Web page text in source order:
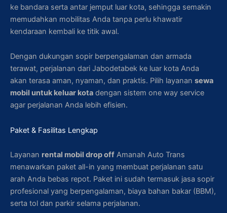
ke bandara serta antar jemput luar kota, sehingga semakin
memudahkan mobilitas Anda tanpa perlu khawatir
kendaraan kembali ke titik awal.
Dengan dukungan sopir berpengalaman dan armada
terawat, perjalanan dari Jabodetabek ke luar kota Anda
akan terasa aman, nyaman, dan praktis. Pilih layanan sewa
mobil untuk keluar kota dengan sistem one way service
agar perjalanan Anda lebih efisien.
Paket & Fasilitas Lengkap
Layanan rental mobil drop off Amanah Auto Trans
menawarkan paket all-in yang membuat perjalanan satu
arah Anda bebas repot. Paket ini sudah termasuk jasa sopir
profesional yang berpengalaman, biaya bahan bakar (BBM),
serta tol dan parkir selama perjalanan.